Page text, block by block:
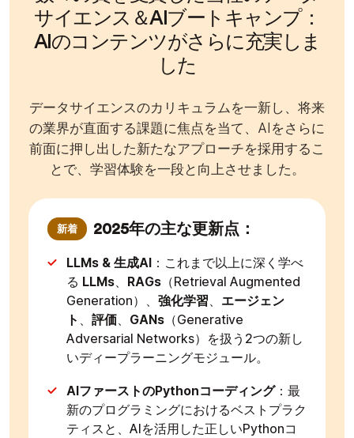
サイエンス＆AIブートキャンプ：
AIのコンテンツがさらに充実しま
した
データサイエンスのカリキュラムを一新し、将来
の業界が直面する課題に焦点を当て、AIをさらに
前面に押し出した新たなアプローチを採用するこ
とで、学習体験を一段と向上させました。
新着 2025年の主な更新点：
LLMs & 生成AI ：これまで以上に深く学べ
る LLMs、 RAGs （Retrieval Augmented
Generation）、 強化学習、 エージェン
ト 、 評価、 GANs （Generative
Adversarial Networks）を扱う2つの新し
いディープラーニングモジュール。
AIファーストのPythonコーディング：最
新のプログラミングにおけるベストプラク
ティスと、AIを活用した正しいPythonコ